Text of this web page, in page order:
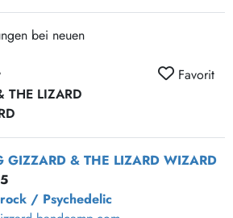
bei neuen
THE LIZARD
Favorit
GIZZARD & THE LIZARD WIZARD
/ Psychedelic